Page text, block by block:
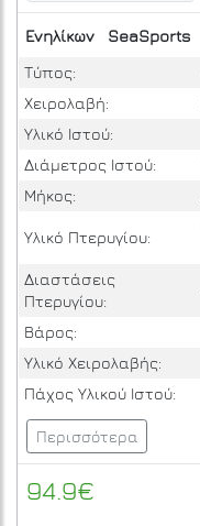
Ενηλίκων SeaSports
Τύπος:
Χειρολαβή:
Υλικό Ιστού:
Διάμετρος Ιστού:
Μήκος:
Υλικό Πτερυγίου:
Διαστάσεις
Πτερυγίου:
Βάρος:
Υλικό Χειρολαβής:
Πάχος Υλικού Ιστού:
Περισσότερα
94.9€